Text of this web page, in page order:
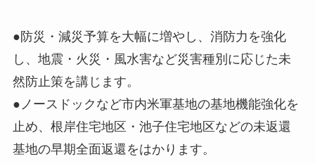
●防災・減災予算を大幅に増やし、消防力を強化
し、地震・火災・風水害など災害種別に応じた未
然防止策を講じます。
●ノースドックなど市内米軍基地の基地機能強化を
止め、根岸住宅地区・池子住宅地区などの未返還
基地の早期全面返還をはかります。